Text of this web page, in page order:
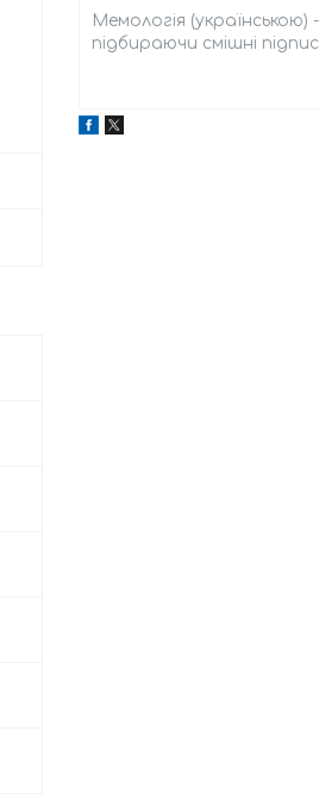
Мемологія
підбираючи смішні